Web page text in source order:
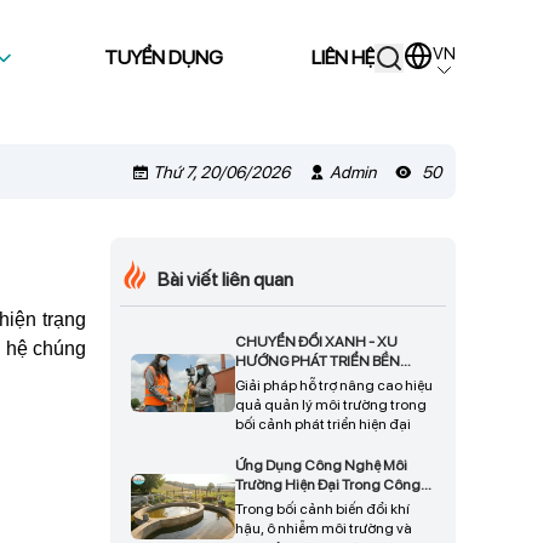
TUYỂN DỤNG LIÊN HỆ VN
Thứ 7, 20/06/2026 Admin 50
trạng
chúng
Bài viết liên quan
CHUYỂN ĐỔI XANH - XU
HƯỚNG PHÁT TRIỂN BỀN
VỮNG CHO DOANH NGHIỆP
Giải pháp hỗ trợ nâng cao hiệu
quả quản lý môi trường trong
bối cảnh phát triển hiện đại
Ứng Dụng Công Nghệ Môi
Trường Hiện Đại Trong Công
Tác Bảo Vệ Tài Nguyên Và Phát
Triển Bền Vững
Trong bối cảnh biến đổi khí
hậu, ô nhiễm môi trường và